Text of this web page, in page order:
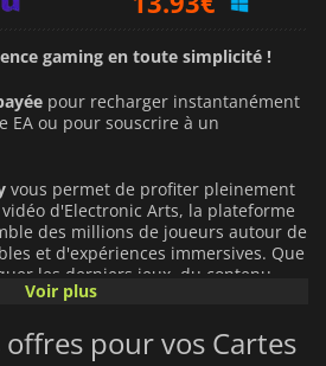
14.55€
gaming en toute simplicité !
pour recharger instantanément
EA ou pour souscrire à un
vous permet de profiter pleinement
d'Electronic Arts, la plateforme
des millions de joueurs autour de
et d'expériences immersives. Que
les derniers jeux, du contenu
en jeu, l'utilisation de ce solde
Voir plus
pour vos Cartes